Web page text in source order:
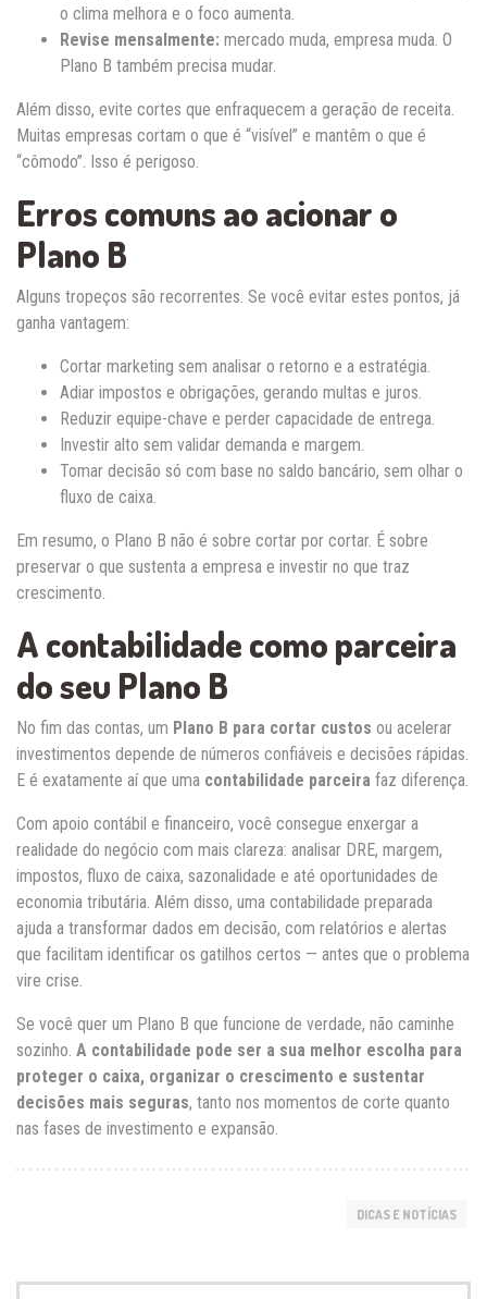
o clima melhora e o foco aumenta.
Revise mensalmente: mercado muda, empresa muda. O
Plano B também precisa mudar.
Além disso, evite cortes que enfraquecem a geração de receita.
Muitas empresas cortam o que é “visível” e mantêm o que é
“cômodo”. Isso é perigoso.
Erros comuns ao acionar o
Plano B
Alguns tropeços são recorrentes. Se você evitar estes pontos, já
ganha vantagem:
Cortar marketing sem analisar o retorno e a estratégia.
Adiar impostos e obrigações, gerando multas e juros.
Reduzir equipe-chave e perder capacidade de entrega.
Investir alto sem validar demanda e margem.
Tomar decisão só com base no saldo bancário, sem olhar o
fluxo de caixa.
Em resumo, o Plano B não é sobre cortar por cortar. É sobre
preservar o que sustenta a empresa e investir no que traz
crescimento.
A contabilidade como parceira
do seu Plano B
No fim das contas, um Plano B para cortar custos ou acelerar
investimentos depende de números confiáveis e decisões rápidas.
E é exatamente aí que uma contabilidade parceira faz diferença.
Com apoio contábil e financeiro, você consegue enxergar a
realidade do negócio com mais clareza: analisar DRE, margem,
impostos, fluxo de caixa, sazonalidade e até oportunidades de
economia tributária. Além disso, uma contabilidade preparada
ajuda a transformar dados em decisão, com relatórios e alertas
que facilitam identificar os gatilhos certos — antes que o problema
vire crise.
Se você quer um Plano B que funcione de verdade, não caminhe
sozinho. A contabilidade pode ser a sua melhor escolha para
proteger o caixa, organizar o crescimento e sustentar
decisões mais seguras, tanto nos momentos de corte quanto
nas fases de investimento e expansão.
DICAS E NOTÍCIAS